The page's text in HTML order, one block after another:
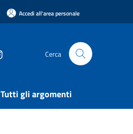
Accedi all'area personale
Cerca
Tutti gli argomenti